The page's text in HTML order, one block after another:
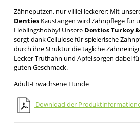
Zähneputzen, nur viiiiel leckerer: Mit
Denties Kaustangen wird Zahnpflege für
Lieblingshobby! Unsere Denties Turkey
sorgt dank Cellulose für spielerische
durch ihre Struktur die tägliche
Lecker Truthahn und Apfel sorgen dabei
guten Geschmack.
Adult-Erwachsene Hunde
Download der